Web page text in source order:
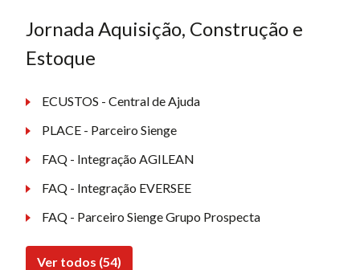
Jornada Aquisição, Construção e
Estoque
ECUSTOS - Central de Ajuda
PLACE - Parceiro Sienge
FAQ - Integração AGILEAN
FAQ - Integração EVERSEE
FAQ - Parceiro Sienge Grupo Prospecta
Ver todos (54)